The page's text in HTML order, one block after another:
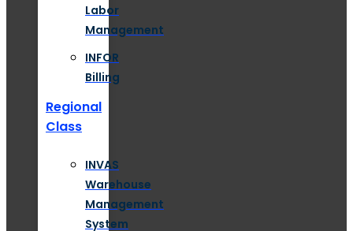
Labor
Management
INFOR
Billing
Regional
Class
INVAS
Warehouse
Management
System